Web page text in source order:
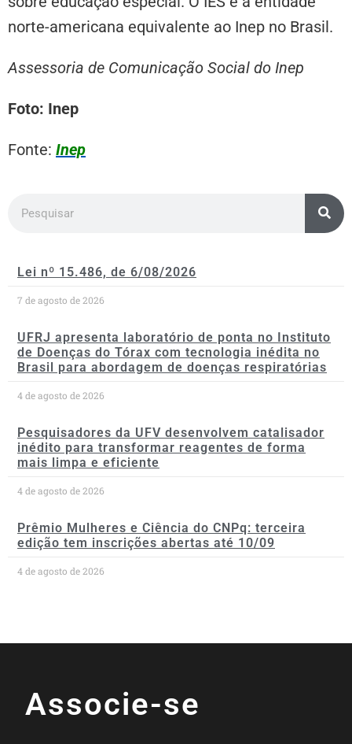
norte-americana equivalente ao Inep no Brasil.
Assessoria de Comunicação Social do Inep
Foto: Inep
Fonte: Inep
Lei nº 15.486, de 6/08/2026
7 de agosto de 2026
UFRJ apresenta laboratório de ponta no Instituto
de Doenças do Tórax com tecnologia inédita no
Brasil para abordagem de doenças respiratórias
4 de agosto de 2026
Pesquisadores da UFV desenvolvem catalisador
inédito para transformar reagentes de forma
mais limpa e eficiente
4 de agosto de 2026
Prêmio Mulheres e Ciência do CNPq: terceira
edição tem inscrições abertas até 10/09
4 de agosto de 2026
Associe-se